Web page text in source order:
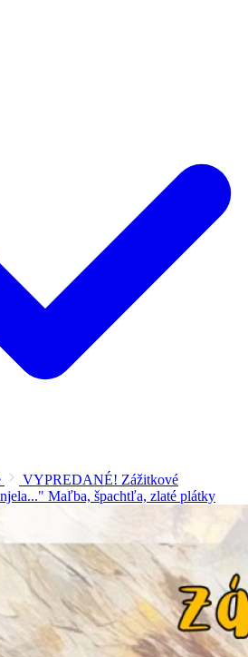
VYPREDANÉ! Zážitkové
Maľba, špachtľa, zlaté plátky